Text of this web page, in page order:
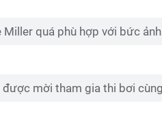
Miller quá phù hợp với bức
mời tham gia thi bơi